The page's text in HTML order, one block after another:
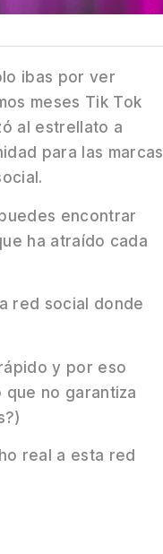
ibas por ver
meses Tik Tok
al estrellato a
para las marcas
encontrar
ha atraído cada
red social donde
y por eso
no garantiza
real a esta red